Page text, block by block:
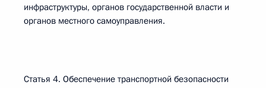
инфраструктуры, органов государственной власти и
органов местного самоуправления.
Статья 4. Обеспечение транспортной безопасности